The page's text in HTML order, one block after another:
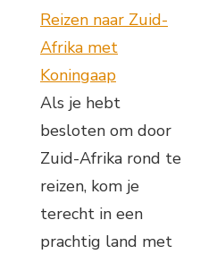
Reizen naar Zuid-
Afrika met
Koningaap
Als je hebt
besloten om door
Zuid-Afrika rond te
reizen, kom je
terecht in een
prachtig land met